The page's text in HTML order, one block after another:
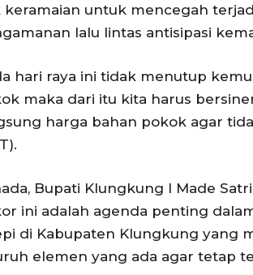
keramaian untuk mencegah
lalu lintas antisipasi
hari raya ini tidak menutup
maka dari itu kita harus
harga bahan pokok agar
Bupati Klungkung I Made
ini adalah agenda penting
di Kabupaten Klungkung yang
elemen yang ada agar tetap